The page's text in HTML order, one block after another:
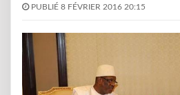
PUBLIÉ 8 FÉVRIER 2016 20:15